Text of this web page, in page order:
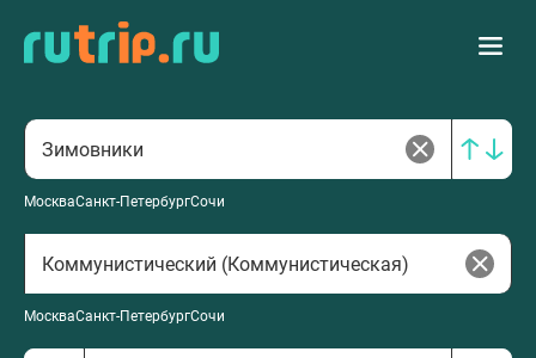
МоскваСанкт-ПетербургСочи
МоскваСанкт-ПетербургСочи